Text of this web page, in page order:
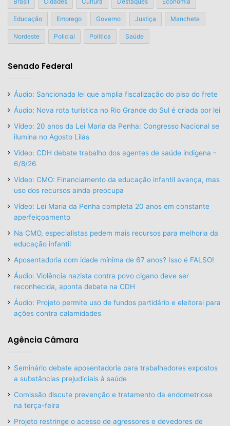
Educação Emprego Governo Justiça Manchete
Nordeste Policial Política Saúde
Senado Federal
Áudio: Sancionada lei que amplia fiscalização do piso do frete
Áudio: Nova rota turística no Rio Grande do Sul é criada por lei
Vídeo: 20 anos da Lei Maria da Penha: Congresso Nacional se
ilumina no Agosto Lilás
Vídeo: CDH debate trabalho dos agentes de saúde indígena -
6/8/26
Vídeo: CMO: Financiamento da educação infantil avança, mas
uso dos recursos ainda preocupa
Vídeo: Lei Maria da Penha completa 20 anos em constante
aperfeiçoamento
Na CMO, especialistas pedem mais recursos para melhoria da
educação infantil
Aposentadoria com idade mínima de 67 anos? Isso é FALSO!
Áudio: Violência nazista contra povo cigano deve ser
reconhecida, aponta debate na CDH
Áudio: Projeto permite uso de fundos partidário e eleitoral para
ações contra calamidades
Agência Câmara
Seminário debate aposentadoria para trabalhadores expostos
a substâncias prejudiciais à saúde
Comissão discute prevenção e tratamento da endometriose
na terça-feira
Projeto restringe o acesso de agressores e devedores de